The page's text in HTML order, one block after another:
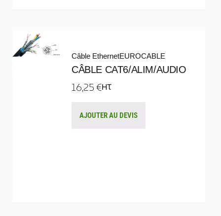
Câble EthernetEUROCABLE
CÂBLE CAT6/ALIM/AUDIO
16,25€HT
AJOUTER AU DEVIS